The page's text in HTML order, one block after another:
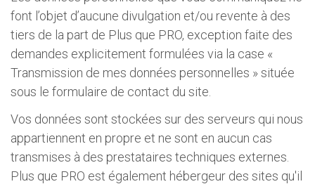
font l’objet d’aucune divulgation et/ou revente à des
tiers de la part de Plus que PRO, exception faite des
demandes explicitement formulées via la case «
Transmission de mes données personnelles » située
sous le formulaire de contact du site.
Vos données sont stockées sur des serveurs qui nous
appartiennent en propre et ne sont en aucun cas
transmises à des prestataires techniques externes.
Plus que PRO est également hébergeur des sites qu'il